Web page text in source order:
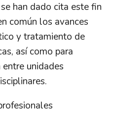
han dado cita este fin
común los avances
y tratamiento de
así como para
unidades